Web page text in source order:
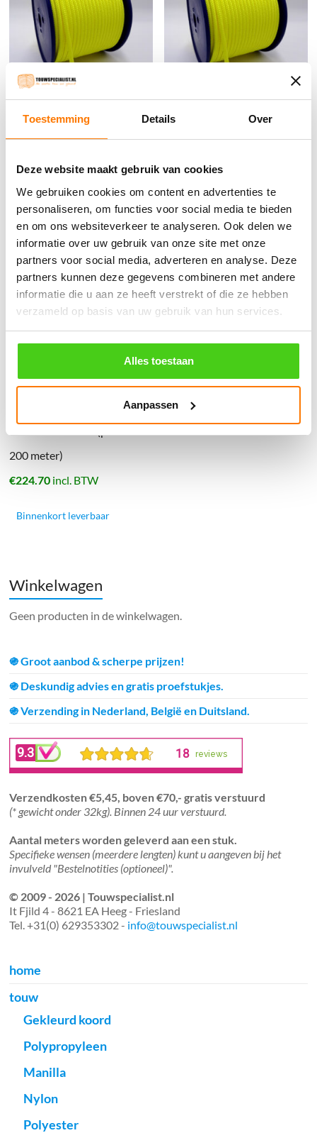
Toestemming Details Over
Deze website maakt gebruik van cookies
We gebruiken cookies om content en advertenties te
personaliseren, om functies voor social media te bieden
en om ons websiteverkeer te analyseren. Ook delen we
informatie over uw gebruik van onze site met onze
partners voor social media, adverteren en analyse. Deze
partners kunnen deze gegevens combineren met andere
informatie die u aan ze heeft verstrekt of die ze hebben
verzameld op basis van uw gebruik van hun services.
Alles toestaan
Aanpassen
8 MM Geel koord (per meter)
Bestel nu
8 MM Geel koord (per rol
€208.95incl. BTW
Bestel nu
200 meter)
€224.70 incl. BTW
Binnenkort leverbaar
Winkelwagen
Geen producten in de winkelwagen.
֍ Groot aanbod & scherpe prijzen!
֍ Deskundig advies en gratis proefstukjes.
֍ Verzending in Nederland, België en Duitsland.
Verzendkosten €5,45, boven €70,- gratis verstuurd
(* gewicht onder 32kg). Binnen 24 uur verstuurd.
Aantal meters worden geleverd aan een stuk.
Specifieke wensen (meerdere lengten) kunt u aangeven bij het
invulveld "Bestelnotities (optioneel)".
© 2009 - 2026 | Touwspecialist.nl
It Fjild 4 - 8621 EA Heeg - Friesland
Tel. +31(0) 629353302 - info@touwspecialist.nl
home
touw
Gekleurd koord
Polypropyleen
Manilla
Nylon
Polyester